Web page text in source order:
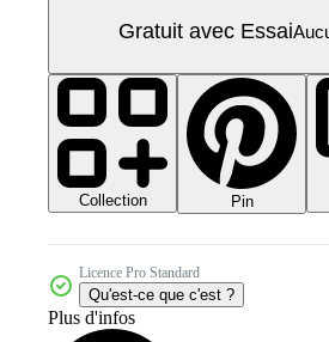
Gratuit avec Essai
Collection Pin
Licence Pro Standard
Qu'est-ce que c'est ?
Plus d'infos